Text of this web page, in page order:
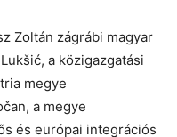
Zoltán zágrábi magyar
a közigazgatási
megye
a megye
és európai integrációs